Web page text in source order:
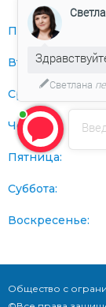
Понедельник:
Вторник:
Среда:
Четверг:
Пятница:
Суббота:
Воскресенье:
Общество с
Светлана